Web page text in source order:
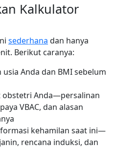
Kalkulator
sederhana dan hanya
Berikut caranya:
usia Anda dan BMI sebelum
obstetri Anda—persalinan
VBAC, dan alasan
kehamilan saat ini—
janin, rencana induksi, dan